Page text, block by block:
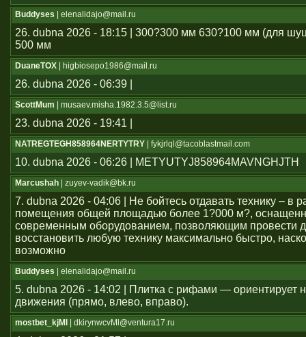
Buddyses | elenalidajo@mail.ru
26. dubna 2026 - 18:15 | 300?300 мм 630?100 мм (для
500 мм
DuaneTOX | higbiosepo1986@mail.ru
26. dubna 2026 - 06:39 |
ScottMum | musaev.misha.1982.3.5@list.ru
23. dubna 2026 - 19:41 |
NATREGTEGH858964NERTYTRY | fykjrlql@tacoblastmail.com
10. dubna 2026 - 06:26 | METYUTYJ858964MAVNGHJTH
Marcushah | zuyev-vadik@bk.ru
7. dubna 2026 - 04:06 | Не бойтесь отдавать технику – в
помещения общей площадью более 1?000 м?,
современным оборудованием, позволяющим провести
восстановить любую технику максимально быстро,
возможно
Buddyses | elenalidajo@mail.ru
5. dubna 2026 - 14:02 | Плитка с рифами — ориентирует
движения (прямо, влево, вправо).
mostbet_kjMl | dkirynwcvMl@ventura17.ru